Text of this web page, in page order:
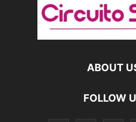
ABOUT
FOLLOW